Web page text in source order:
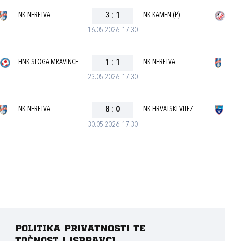
16.05.2026. 17:30
NK NERETVA 3 : 1 NK KAMEN (P)
23.05.2026. 17:30
HNK SLOGA MRAVINCE 1 : 1 NK NERETVA
30.05.2026. 17:30
NK NERETVA 8 : 0 NK HRVATSKI VITEZ
Politika privatnosti te